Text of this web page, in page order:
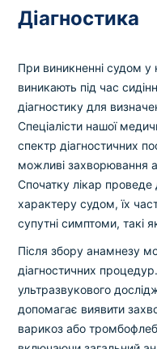
Діагностика
При виникненні судом
виникають під час
діагностику для
Спеціалісти нашої
спектр діагностичних
можливі захворювання
Спочатку лікар
характеру судом, їх
супутні симптоми, такі
Після збору анамнезу
діагностичних
ультразвукового
допомагає виявити
варикоз або